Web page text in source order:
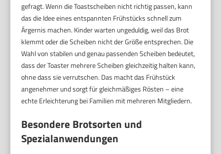
gefragt. Wenn die Toastscheiben nicht richtig passen, kann
das die Idee eines entspannten Frühstücks schnell zum
Ärgernis machen. Kinder warten ungeduldig, weil das Brot
klemmt oder die Scheiben nicht der Größe entsprechen. Die
Wahl von stabilen und genau passenden Scheiben bedeutet,
dass der Toaster mehrere Scheiben gleichzeitig halten kann,
ohne dass sie verrutschen. Das macht das Frühstück
angenehmer und sorgt für gleichmäßiges Rösten – eine
echte Erleichterung bei Familien mit mehreren Mitgliedern.
Besondere Brotsorten und
Spezialanwendungen